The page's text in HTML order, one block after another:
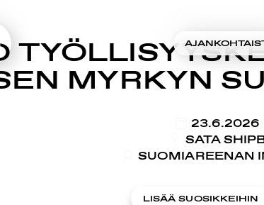
MYRKYN
23.6.2026
KLO
SATA
SUOMIAREENAN
LISÄÄ SUOSIKKEIHIN